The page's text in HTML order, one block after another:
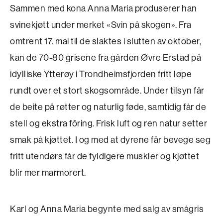
Sammen med kona Anna Maria produserer han
svinekjøtt under merket «Svin på skogen». Fra
omtrent 17. mai til de slaktes i slutten av oktober,
kan de 70-80 grisene fra gården Øvre Erstad på
idylliske Ytterøy i Trondheimsfjorden fritt løpe
rundt over et stort skogsområde. Under tilsyn får
de beite på røtter og naturlig føde, samtidig får de
stell og ekstra fôring. Frisk luft og ren natur setter
smak på kjøttet. I og med at dyrene får bevege seg
fritt utendørs får de fyldigere muskler og kjøttet
blir mer marmorert.
Karl og Anna Maria begynte med salg av smågris